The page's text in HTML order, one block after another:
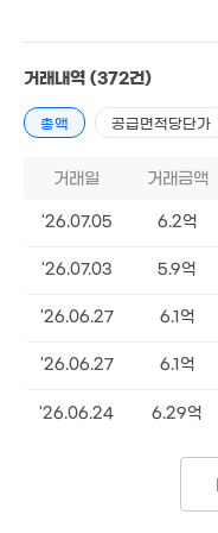
거래내역 (372건)
총액 공급면적당단가
거래일 거래금액
'26.07.05 6.2억
'26.07.03 5.9억
'26.06.27 6.1억
'26.06.27 6.1억
'26.06.24 6.29억